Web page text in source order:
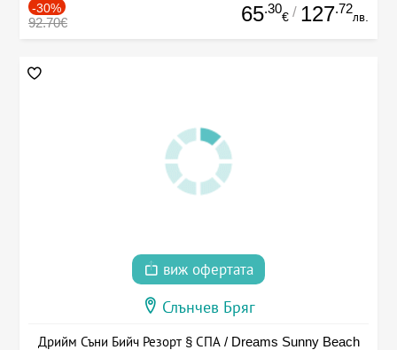
-30%
92.70€ 65.30
€ / 127.72
лв.
виж офертата
Слънчев Бряг
Дрийм Съни Бийч Резорт § СПА / Dreams Sunny Beach